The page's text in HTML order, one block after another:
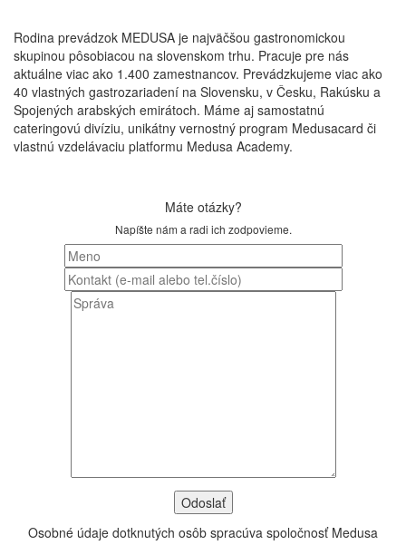
Rodina prevádzok MEDUSA je najväčšou gastronomickou
skupinou pôsobiacou na slovenskom trhu. Pracuje pre nás
aktuálne viac ako 1.400 zamestnancov. Prevádzkujeme viac ako
40 vlastných gastrozariadení na Slovensku, v Česku, Rakúsku a
Spojených arabských emirátoch. Máme aj samostatnú
cateringovú divíziu, unikátny vernostný program Medusacard či
vlastnú vzdelávaciu platformu Medusa Academy.
Máte otázky?
Napíšte nám a radi ich zodpovieme.
Osobné údaje dotknutých osôb spracúva spoločnosť Medusa